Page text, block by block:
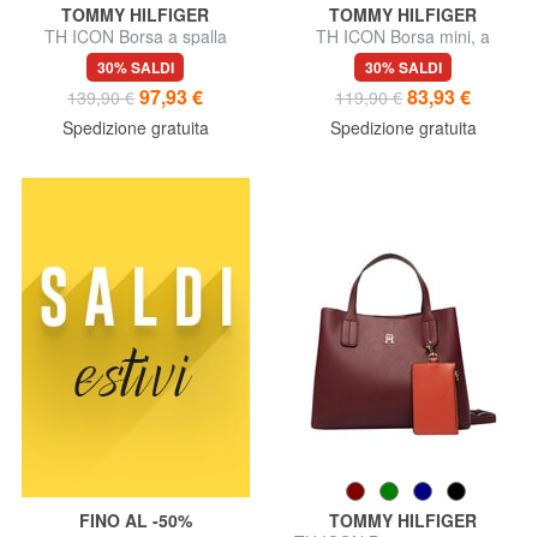
TOMMY HILFIGER
TH ICON Borsa a spalla
30% SALDI
139,90 € 97,93 €
Spedizione gratuita
TOMMY HILFIGER
TH ICON Borsa mini, a
tracolla
30% SALDI
119,90 € 83,93 €
Spedizione gratuita
FINO AL -50%
TOMMY HILFIGER